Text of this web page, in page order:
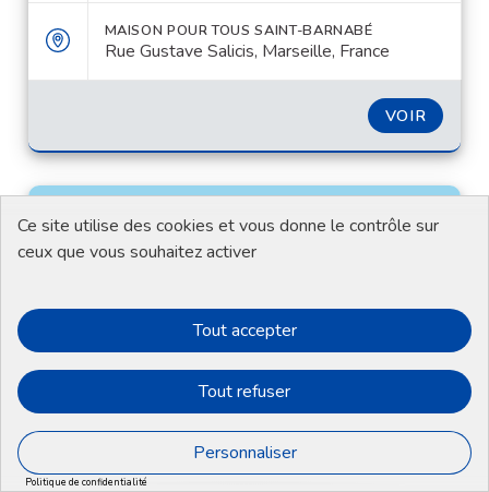
MAISON POUR TOUS SAINT-BARNABÉ
Rue Gustave Salicis, Marseille, France
VOIR
Permanence - CMA Maison des Sports
Proposez des idées lors d'une permanence proche
Ce site utilise des cookies et vous donne le contrôle sur
ceux que vous souhaitez activer
Tout accepter
Tout refuser
Personnaliser
Politique de confidentialité